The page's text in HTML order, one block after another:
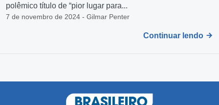
polêmico título de “pior lugar para...
7 de novembro de 2024 - Gilmar Penter
Continuar lendo